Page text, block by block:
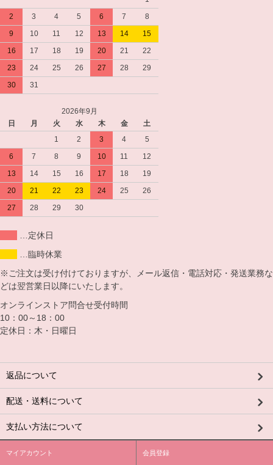
2
3 4 5 6 7
8
9
10 11 12 13 14
15
16
17 18 19 20 21
22
23
24 25 26 27 28
29
30
31
2026年9月
日
月 火 水 木 金
土
1
2 3 4
5
6
7 8 9 10 11
12
13
14 15 16 17 18
19
20
21 22 23 24 25
26
27
28 29 30
…定休日
…臨時休業
※ご注文は受け付けておりますが、メール返信・電話対応・発送業務な
どは翌営業日以降にいたします。
オンラインストア問合せ受付時間
10：00～18：00
定休日：木・日曜日
返品について
配送・送料について
支払い方法について
マイアカウント 会員登録